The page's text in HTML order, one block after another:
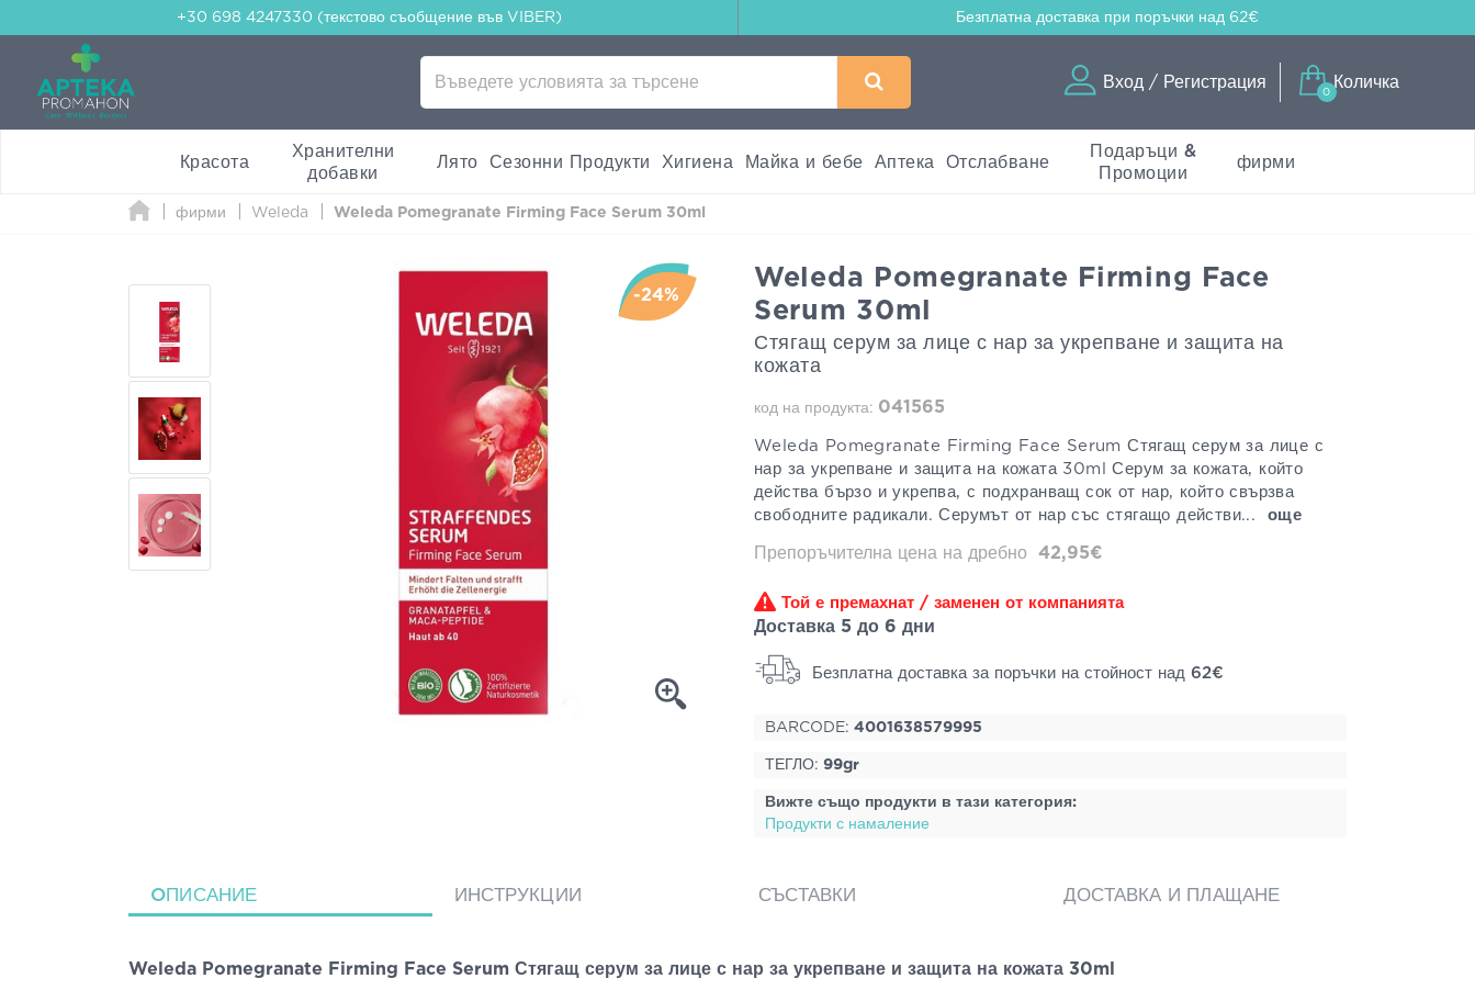
+30 698 4247330 (текстово съобщение във VIBER) Безплатна доставка при поръчки над 62€
Вход / Регистрация
0
Количка
Красота
Хранителни
добавки
Лято Сезонни Продукти Хигиена Майка и бебе Аптека Отслабване
Подаръци &
Промоции
фирми
фирми Weleda Weleda Pomegranate Firming Face Serum 30ml
-24%
Weleda Pomegranate Firming Face
Serum 30ml
Стягащ серум за лице с нар за укрепване и защита на
кожата
код на продукта: 041565
Weleda Pomegranate Firming Face Serum Стягащ серум за лице с
нар за укрепване и защита на кожата 30ml Серум за кожата, който
действа бързо и укрепва, с подхранващ сок от нар, който свързва
свободните радикали. Серумът от нар със стягащо действи... още
Препоръчителна цена на дребно 42,95€
Той е премахнат / заменен от компанията
Доставка 5 до 6 дни
Безплатна доставка за поръчки на стойност над 62€
BARCODE: 4001638579995
ТЕГЛО: 99gr
Вижте също продукти в тази категория:
Продукти с намаление
ΟПИСАНИЕ ИНСТРУКЦИИ СЪСТАВКИ ДОСТАВКА И ПЛАЩАНЕ
Weleda Pomegranate Firming Face Serum Стягащ серум за лице с нар за укрепване и защита на кожата 30ml